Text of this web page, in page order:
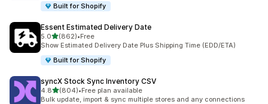
Built for Shopify
Essent Estimated Delivery Date
5.05つ星中
(862)
合計レビュー数：862件
•Free
Show Estimated Delivery Date Plus Shipping Time (EDD/ETA)
Built for Shopify
syncX Stock Sync Inventory CSV
4.85つ星中
(804)
合計レビュー数：804件
•Free plan available
Bulk update, import & sync multiple stores and any connections